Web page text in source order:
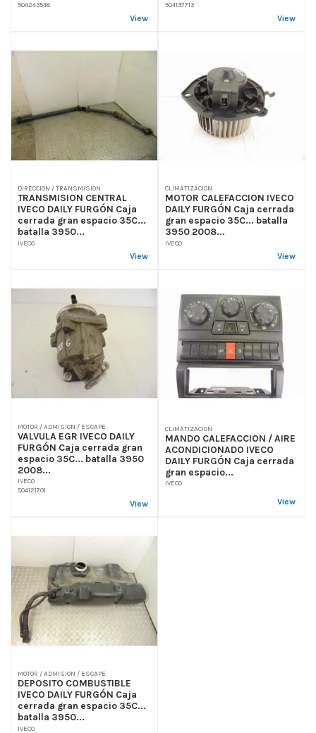
504243548
View
504137713
View
DIRECCION / TRANSMISION
TRANSMISION CENTRAL
IVECO DAILY FURGÓN Caja
cerrada gran espacio 35C...
batalla 3950...
IVECO
View
CLIMATIZACION
MOTOR CALEFACCION IVECO
DAILY FURGÓN Caja cerrada
gran espacio 35C... batalla
3950 2008...
IVECO
View
MOTOR / ADMISION / ESCAPE
VALVULA EGR IVECO DAILY
FURGÓN Caja cerrada gran
espacio 35C... batalla 3950
2008...
IVECO
504121701
View
CLIMATIZACION
MANDO CALEFACCION / AIRE
ACONDICIONADO IVECO
DAILY FURGÓN Caja cerrada
gran espacio...
IVECO
View
MOTOR / ADMISION / ESCAPE
DEPOSITO COMBUSTIBLE
IVECO DAILY FURGÓN Caja
cerrada gran espacio 35C...
batalla 3950...
IVECO